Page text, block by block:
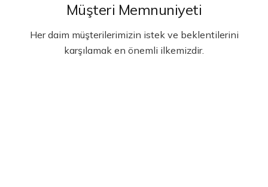
Müşteri Memnuniyeti
Her daim müşterilerimizin istek ve beklentilerini
karşılamak en önemli ilkemizdir.